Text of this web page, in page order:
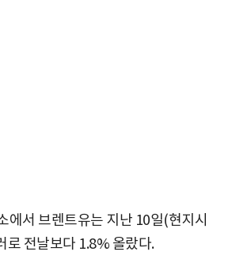
에서 브렌트유는 지난 10일(현지시
로 전날보다 1.8% 올랐다.